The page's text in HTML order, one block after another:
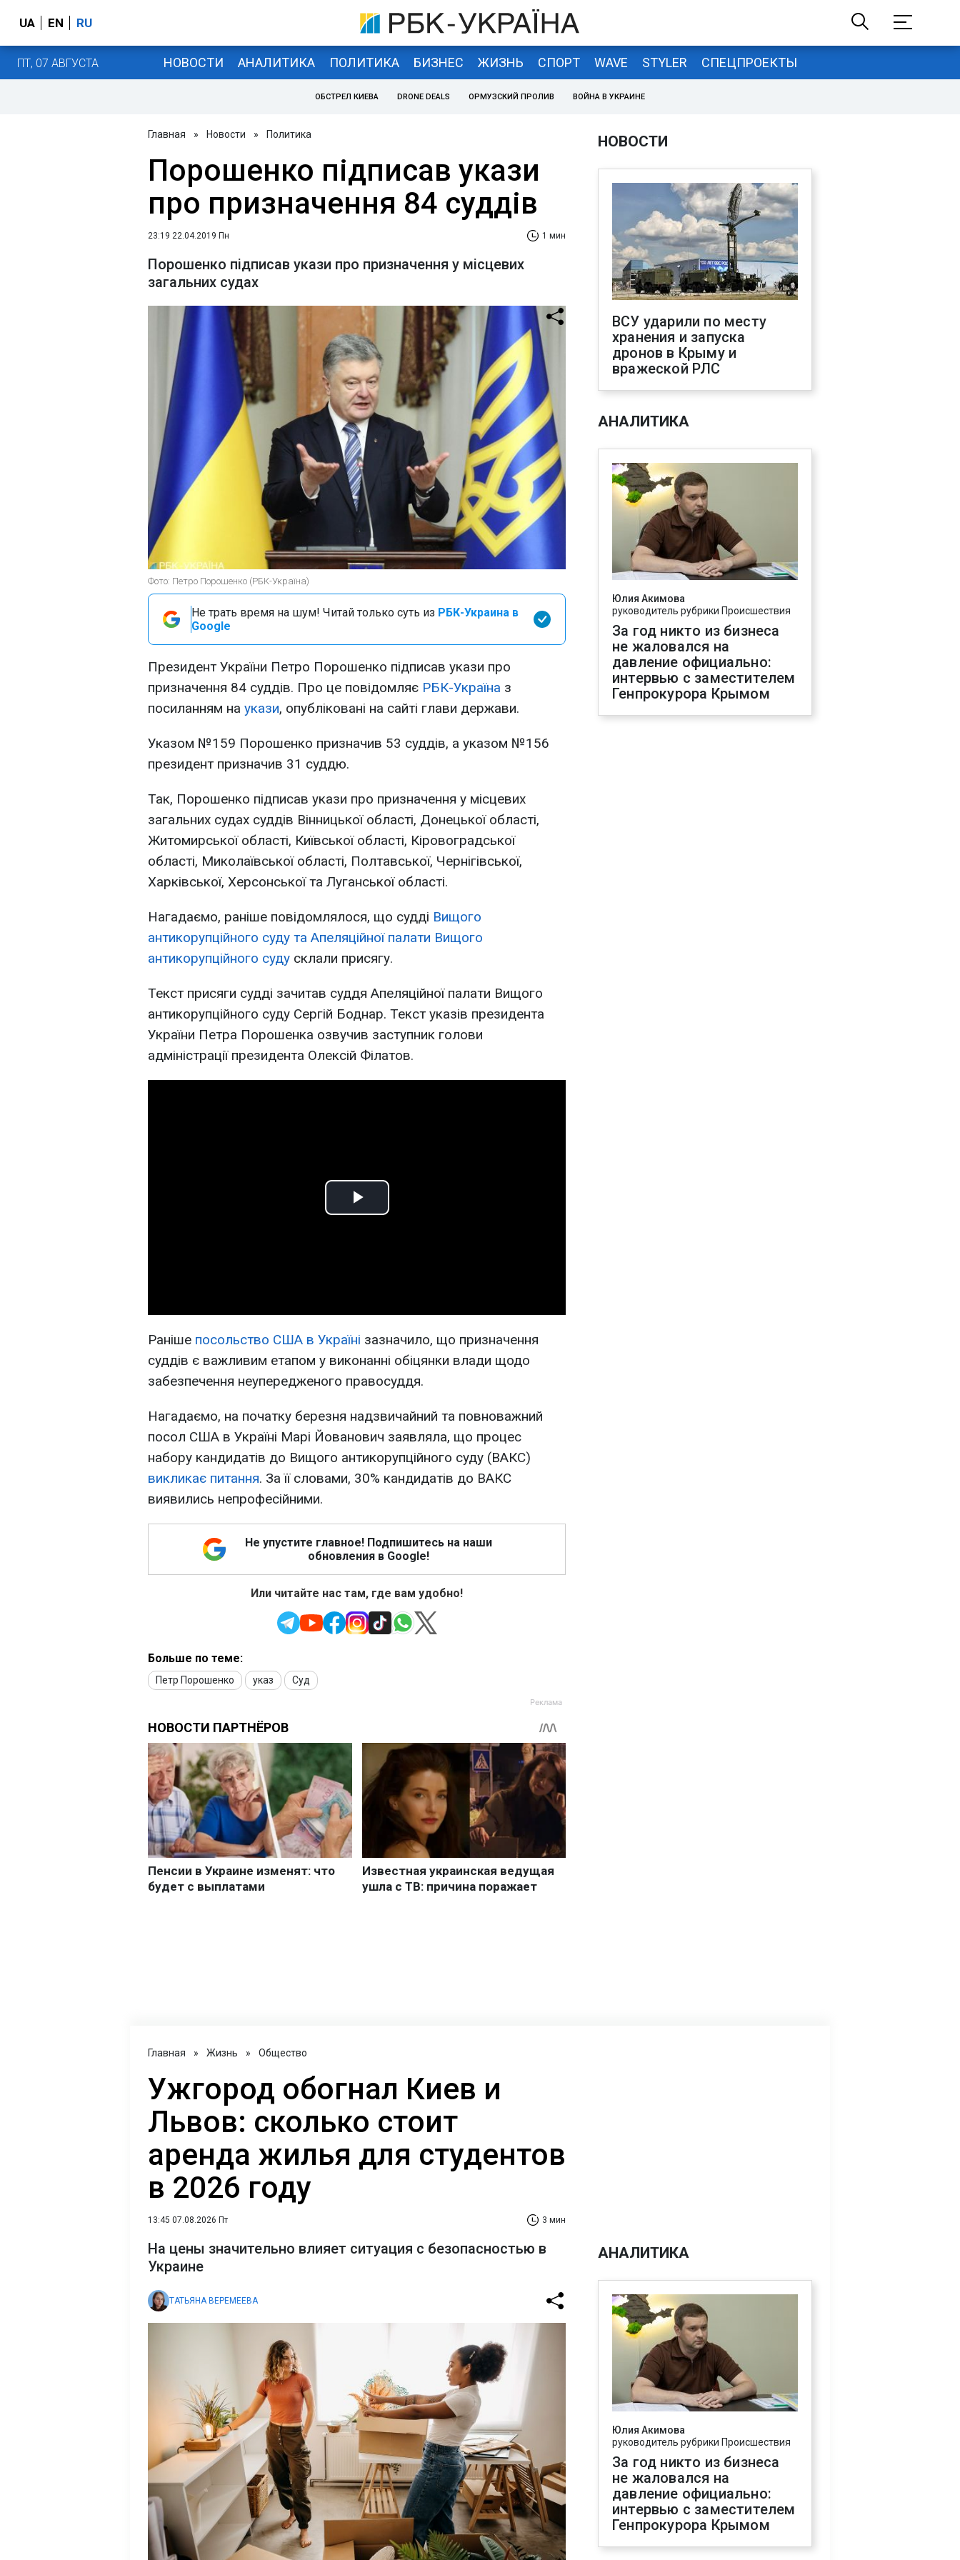
UA EN RU
ПТ, 07 АВГУСТА НОВОСТИ АНАЛИТИКА ПОЛИТИКА БИЗНЕС ЖИЗНЬ СПОРТ WAVE STYLER СПЕЦПРОЕКТЫ
ОБСТРЕЛ КИЕВА DRONE DEALS ОРМУЗСКИЙ ПРОЛИВ ВОЙНА В УКРАИНЕ
Главная » Новости » Политика
Порошенко підписав укази
про призначення 84 суддів
23:19 22.04.2019 Пн 1 мин
Порошенко підписав укази про призначення у місцевих
загальних судах
Фото: Петро Порошенко (РБК-Україна)
Не трать время на шум! Читай только суть из РБК-Украина в
Google
Президент України Петро Порошенко підписав укази про
призначення 84 суддів. Про це повідомляє РБК-Україна з
посиланням на укази, опубліковані на сайті глави держави.
Указом №159 Порошенко призначив 53 суддів, а указом №156
президент призначив 31 суддю.
Так, Порошенко підписав укази про призначення у місцевих
загальних судах суддів Вінницької області, Донецької області,
Житомирської області, Київської області, Кіровоградської
області, Миколаївської області, Полтавської, Чернігівської,
Харківської, Херсонської та Луганської області.
Нагадаємо, раніше повідомлялося, що судді Вищого
антикорупційного суду та Апеляційної палати Вищого
антикорупційного суду склали присягу.
Текст присяги судді зачитав суддя Апеляційної палати Вищого
антикорупційного суду Сергій Боднар. Текст указів президента
України Петра Порошенка озвучив заступник голови
адміністрації президента Олексій Філатов.
Play
Раніше посольство США в Україні зазначило, що призначення
суддів є важливим етапом у виконанні обіцянки влади щодо
забезпечення неупередженого правосуддя.
Нагадаємо, на початку березня надзвичайний та повноважний
посол США в Україні Марі Йованович заявляла, що процес
набору кандидатів до Вищого антикорупційного суду (ВАКС)
викликає питання. За її словами, 30% кандидатів до ВАКС
виявились непрофесійними.
Не упустите главное! Подпишитесь на наши
обновления в Google!
Или читайте нас там, где вам удобно!
Больше по теме:
Петр Порошенко указ Суд
НОВОСТИ
ВСУ ударили по месту
хранения и запуска
дронов в Крыму и
вражеской РЛС
АНАЛИТИКА
Юлия Акимова
руководитель рубрики Происшествия
За год никто из бизнеса
не жаловался на
давление официально:
интервью с заместителем
Генпрокурора Крымом
Главная » Жизнь » Общество
Ужгород обогнал Киев и
Львов: сколько стоит
аренда жилья для студентов
в 2026 году
13:45 07.08.2026 Пт 3 мин
На цены значительно влияет ситуация с безопасностью в
Украине
ТАТЬЯНА ВЕРЕМЕЕВА
АНАЛИТИКА
Юлия Акимова
руководитель рубрики Происшествия
За год никто из бизнеса
не жаловался на
давление официально:
интервью с заместителем
Генпрокурора Крымом